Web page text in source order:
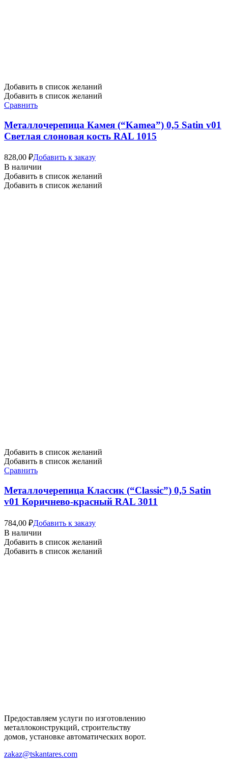
Добавить в список желаний
Добавить в список желаний
Сравнить
Металлочерепица Камея (“Kamea”) 0,5 Satin v01
Светлая слоновая кость RAL 1015
828,00 ₽Добавить к заказу
В наличии
Добавить в список желаний
Добавить в список желаний
Добавить в список желаний
Добавить в список желаний
Сравнить
Металлочерепица Классик (“Classic”) 0,5 Satin
v01 Коричнево-красный RAL 3011
784,00 ₽Добавить к заказу
В наличии
Добавить в список желаний
Добавить в список желаний
Предоставляем услуги по изготовлению
металлоконструкций, строительству
домов, установке автоматических ворот.
zakaz@tskantares.com